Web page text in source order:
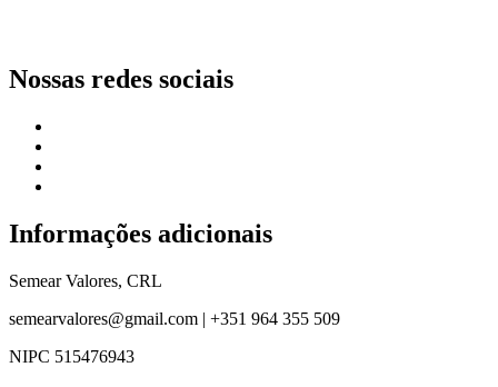
Nossas redes sociais
Informações adicionais
Semear Valores, CRL
semearvalores@gmail.com | +351 964 355 509
NIPC 515476943